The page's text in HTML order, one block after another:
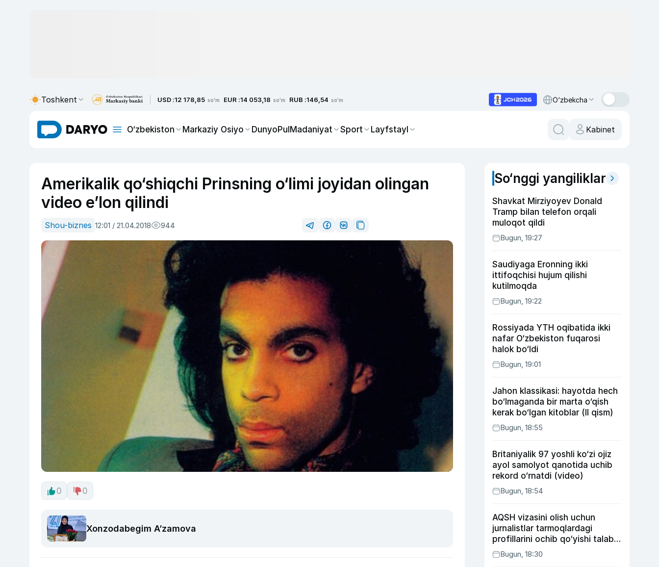
Toshkent USD :12 178,85 so'm EUR :14 053,18 so'm RUB :146,54 so'm O‘zbekcha
O‘zbekiston Markaziy Osiyo DunyoPulMadaniyat Sport Layfstayl Kabinet
Amerikalik qo‘shiqchi Prinsning o‘limi joyidan olingan
video e’lon qilindi
Shou-biznes 12:01 / 21.04.2018 944
0 0
Xonzodabegim A’zamova
So‘nggi yangiliklar
Shavkat Mirziyoyev Donald
Tramp bilan telefon orqali
muloqot qildi
Bugun, 19:27
Saudiyaga Eronning ikki
ittifoqchisi hujum qilishi
kutilmoqda
Bugun, 19:22
Rossiyada YTH oqibatida ikki
nafar O‘zbekiston fuqarosi
halok bo‘ldi
Bugun, 19:01
Jahon klassikasi: hayotda hech
bo‘lmaganda bir marta o‘qish
kerak bo‘lgan kitoblar (II qism)
Bugun, 18:55
Britaniyalik 97 yoshli ko‘zi ojiz
ayol samolyot qanotida uchib
rekord o‘rnatdi (video)
Bugun, 18:54
AQSH vizasini olish uchun
jurnalistlar tarmoqlardagi
profillarini ochib qo‘yishi talab
etilishi mumkin
Bugun, 18:30